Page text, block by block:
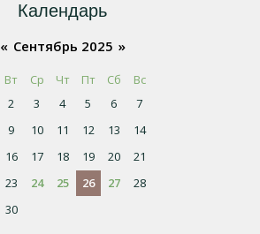
Календарь
« Сентябрь 2025 »
Вт Ср Чт Пт Сб
Вс
2 3 4 5 6
7
9 10 11 12 13
14
16 17 18 19 20
21
23 24 25 26 27
28
30